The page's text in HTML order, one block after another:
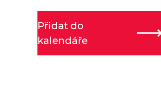
Přidat do
kalendáře